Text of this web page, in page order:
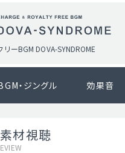
リーBGM DOVA-SYNDROME
・ジングル 効果音
材視聴